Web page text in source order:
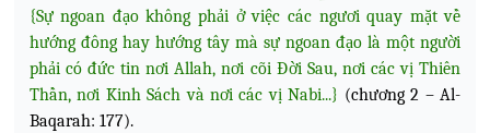
{Sự ngoan đạo không phải ở việc các ngươi quay mặt về
hướng đông hay hướng tây mà sự ngoan đạo là một người
phải có đức tin nơi Allah, nơi cõi Đời Sau, nơi các vị Thiên
Thần, nơi Kinh Sách và nơi các vị Nabi...} (chương 2 – Al-
Baqarah: 177).